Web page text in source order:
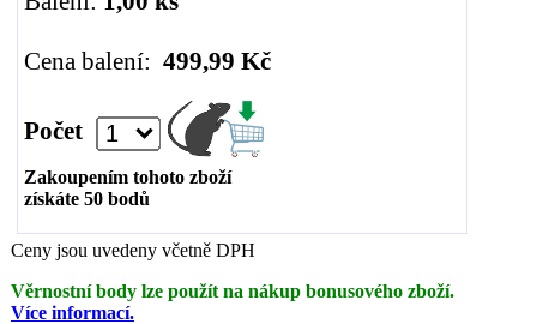
Cena balení: 499,99 Kč
Počet
Zakoupením tohoto zboží
získáte 50 bodů
Ceny jsou uvedeny včetně DPH
Věrnostní body lze použít na nákup bonusového zboží.
Více informací.